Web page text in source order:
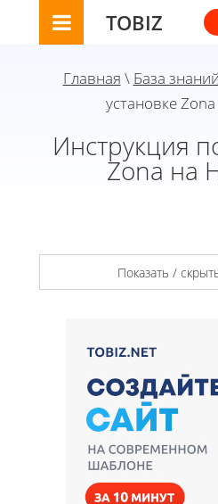
TOBIZ
Главная \ База знаний
установке
Инструкция
Zona на
Показать /